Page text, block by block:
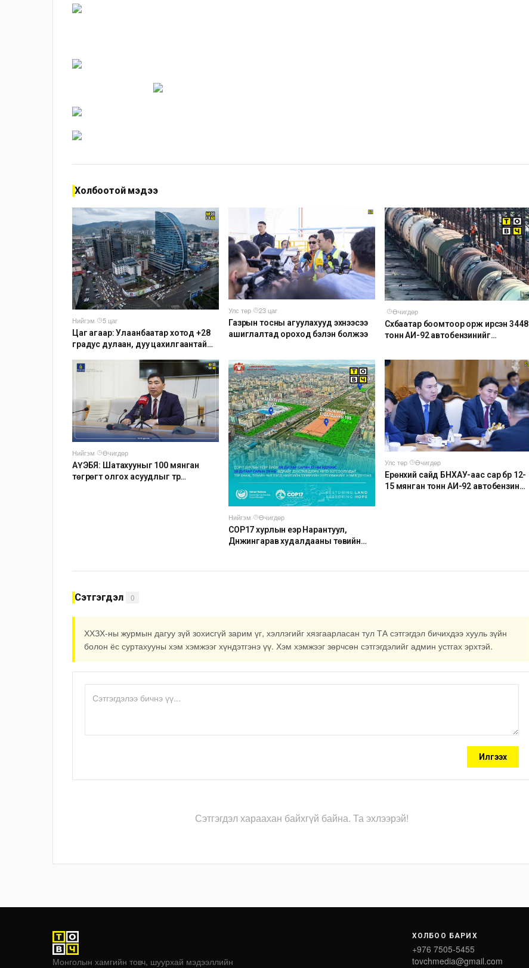
Холбоотой мэдээ
Нийгэм·
5 цаг
Цаг агаар: Улаанбаатар хотод +28
градус дулаан, дуу цахилгаантай
Улс төр·
23 цаг
Газрын тосны агуулахууд эхнээсээ
ашиглалтад ороход бэлэн болжээ
·
Өчигдөр
Сүхбаатар боомтоор орж ирсэн 3448
тонн АИ-92 автобензинийг
зохион байгуулж байна
Нийгэм·
Өчигдөр
АҮЭБЯ: Шатахууныг 100 мянган
төгрөгт олгох асуудлыг түр
Нийгэм·
Өчигдөр
COP17 хурлын үеэр Нарантуул,
Дүнжингарав худалдааны төвийн
Улс төр·
Өчигдөр
Ерөнхий сайд БНХАУ-аас сар бүр 12-
15 мянган тонн АИ-92 автобензин
Сэтгэгдэл 0
ХХЗХ-ны журмын дагуу зүй зохисгүй зарим үг, хэллэгийг хязгаарласан тул ТА сэтгэгдэл бичихдээ хууль зүйн
болон ёс суртахууны хэм хэмжээг хүндэтгэнэ үү. Хэм хэмжээг зөрчсөн сэтгэгдэлийг админ устгах эрхтэй.
Илгээх
Сэтгэгдэл хараахан байхгүй байна. Та эхлээрэй!
Монголын хамгийн товч, шуурхай мэдээллийн
ХОЛБОО БАРИХ
+976 7505-5455
tovchmedia@gmail.com